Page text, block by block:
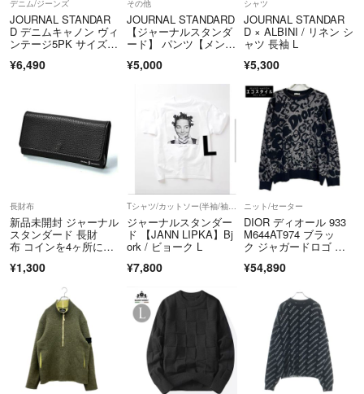
デニム/ジーンズ
JOURNAL STANDAR
D デニムキャノン ヴィ
ンテージ5PK サイズ
ク メンズ ジャーナル
¥6,490
その他
JOURNAL STANDARD
【ジャーナルスタンダ
ード】 パンツ【メンズ
gray】牛革ベルト付き/
ズボン/ボトムス/Trous
¥5,000
シャツ
JOURNAL STANDAR
D × ALBINI / リネン シ
ャツ 長袖 L
¥5,300
長財布
新品未開封 ジャーナル
スタンダード 長財
布 コインを4ヶ所に分
レット 付録
¥1,300
Tシャツ/カットソー(半袖/袖なし)
ジャーナルスタンダー
ド 【JANN LIPKA】Bj
ork / ビョーク L
¥7,800
ニット/セーター
DIOR ディオール 933
M644AT974 ブラッ
ク ジャガードロゴ オ
L
¥54,890